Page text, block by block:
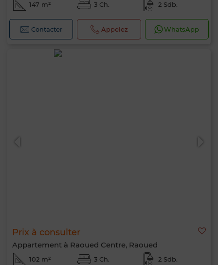
147 m² 3 Ch. 2 Sdb.
Contacter Appelez WhatsApp
Prix à consulter
Appartement à Raoued Centre, Raoued
102 m² 3 Ch. 2 Sdb.